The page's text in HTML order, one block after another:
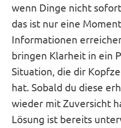
wenn Dinge nicht
das ist nur eine
Informationen
bringen Klarheit in ein
Situation, die dir
hat. Sobald du diese
wieder mit Zuversicht
Lösung ist bereits